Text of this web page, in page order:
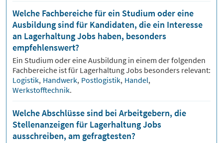
Welche Fachbereiche für ein Studium oder eine
Ausbildung sind für Kandidaten, die ein Interesse
an Lagerhaltung Jobs haben, besonders
empfehlenswert?
Ein Studium oder eine Ausbildung in einem der folgenden
Fachbereiche ist für LagerhaltungJobs besonders relevant:
Logistik, Handwerk, Postlogistik, Handel,
Werkstofftechnik.
Welche Abschlüsse sind bei Arbeitgebern, die
Stellenanzeigen für Lagerhaltung Jobs
ausschreiben, am gefragtesten?